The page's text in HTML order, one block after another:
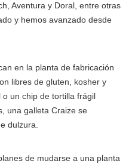
Aventura y Doral, entre otras
y hemos avanzado desde
en la planta de fabricación
libres de gluten, kosher y
un chip de tortilla frágil
una galleta Craize se
dulzura.
de mudarse a una planta